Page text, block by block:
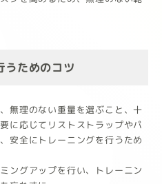
うためのコツ
無理のない重量を選ぶこと、十
に応じてリストストラップやパ
安全にトレーニングを行うため
ングアップを行い、トレーニン